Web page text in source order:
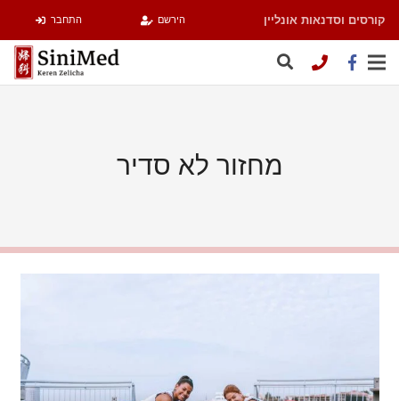
קורסים וסדנאות אונליין הירשם התחבר
מחזור לא סדיר